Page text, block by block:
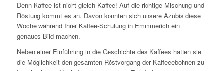
Denn Kaffee ist nicht gleich Kaffee! Auf die richtige Mischung und
Röstung kommt es an. Davon konnten sich unsere Azubis diese
Woche während Ihrer Kaffee-Schulung in Emmmerich ein
genaues Bild machen.
Neben einer Einführung in die Geschichte des Kaffees hatten sie
die Möglichkeit den gesamten Röstvorgang der Kaffeeebohnen zu